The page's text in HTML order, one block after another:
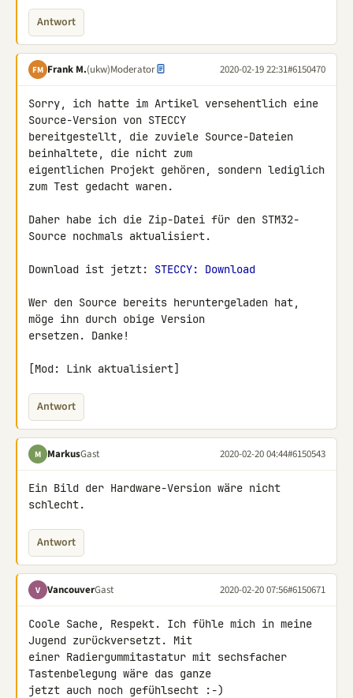
Antwort
FM Frank M.(ukw)Moderator 2020-02-19 22:31#6150470
Sorry, ich hatte im Artikel versehentlich eine
Source-Version von STECCY
bereitgestellt, die zuviele Source-Dateien
beinhaltete, die nicht zum
eigentlichen Projekt gehören, sondern lediglich
zum Test gedacht waren.
Daher habe ich die Zip-Datei für den STM32-
Source nochmals aktualisiert.
Download ist jetzt: STECCY: Download
Wer den Source bereits heruntergeladen hat,
möge ihn durch obige Version
ersetzen. Danke!
[Mod: Link aktualisiert]
Antwort
M MarkusGast 2020-02-20 04:44#6150543
Ein Bild der Hardware-Version wäre nicht
schlecht.
Antwort
V VancouverGast 2020-02-20 07:56#6150671
Coole Sache, Respekt. Ich fühle mich in meine
Jugend zurückversetzt. Mit
einer Radiergummitastatur mit sechsfacher
Tastenbelegung wäre das ganze
jetzt auch noch gefühlsecht :-)